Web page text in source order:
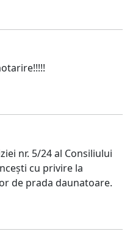
nr. 5/24 al Consiliului
cu privire la
de prada daunatoare.